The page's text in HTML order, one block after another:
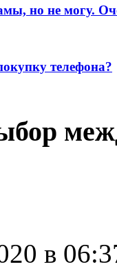
но не могу.
телефона?
в